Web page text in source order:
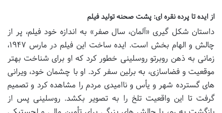
از ایده تا پرده نقره ای: پشت صحنه تولید فیلم
داستان شکل گیری «آلمان، سال صفر» به اندازه خود فیلم، پر از
چالش و الهام بخش است. ایده ساخت این فیلم در مارس ۱۹۴۷،
زمانی به ذهن روبرتو روسلینی خطور کرد که او برای شناخت بهتر
موقعیت و فضاسازی، به برلین سفر کرد. او با چشمان خود، ویرانی
های گسترده شهر و یأس و ناامیدی مردم را مشاهده کرد و تصمیم
گرفت تا این واقعیت تلخ را به تصویر بکشد. روسلینی پس از